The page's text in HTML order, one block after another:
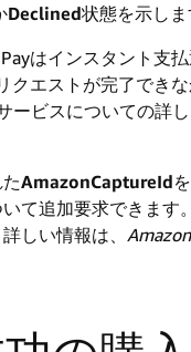
Declined状態を示しま
はインスタント支
エストが完了できな
ービスについての詳
AmazonCaptureId
て追加要求できま
しい情報は、